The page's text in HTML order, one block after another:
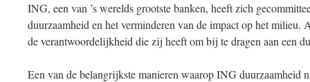
ING, een van ’s werelds grootste banken, heeft zich
duurzaamheid en het verminderen van de impact op het
de verantwoordelijkheid die zij heeft om bij te dragen aan een
Een van de belangrijkste manieren waarop ING duurzaamheid